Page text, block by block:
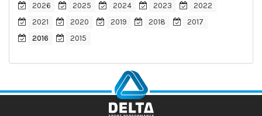
2026 2025 2024 2023
2022
2021
2020 2019 2018
2017
2016
2015